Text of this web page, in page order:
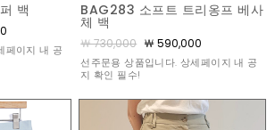
백
페이지 내 공
BAG283 소프트 트리옹프 베사
체 백
￦ 730,000 ￦ 590,000
선주문용 상품입니다. 상세페이지 내 공
지 확인 필수!